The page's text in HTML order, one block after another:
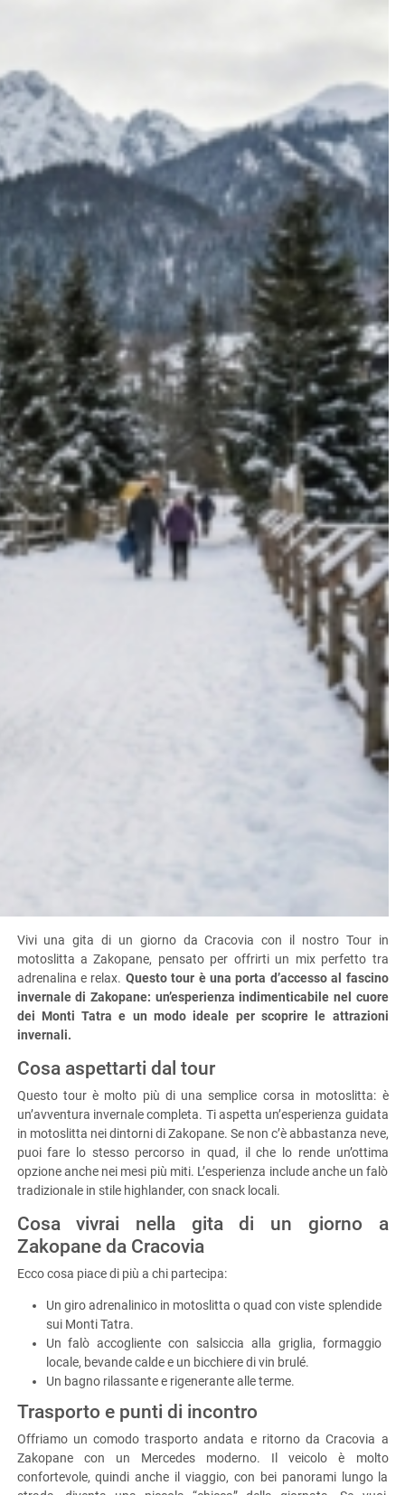
Vivi una gita di un giorno da Cracovia con il nostro Tour in
motoslitta a Zakopane, pensato per offrirti un mix perfetto tra
adrenalina e relax. Questo tour è una porta d’accesso al fascino
invernale di Zakopane: un’esperienza indimenticabile nel cuore
dei Monti Tatra e un modo ideale per scoprire le attrazioni
invernali.
Cosa aspettarti dal tour
Questo tour è molto più di una semplice corsa in motoslitta: è
un’avventura invernale completa. Ti aspetta un’esperienza guidata
in motoslitta nei dintorni di Zakopane. Se non c’è abbastanza neve,
puoi fare lo stesso percorso in quad, il che lo rende un’ottima
opzione anche nei mesi più miti. L’esperienza include anche un falò
tradizionale in stile highlander, con snack locali.
Cosa vivrai nella gita di un giorno a
Zakopane da Cracovia
Ecco cosa piace di più a chi partecipa:
Un giro adrenalinico in motoslitta o quad con viste splendide
sui Monti Tatra.
Un falò accogliente con salsiccia alla griglia, formaggio
locale, bevande calde e un bicchiere di vin brulé.
Un bagno rilassante e rigenerante alle terme.
Trasporto e punti di incontro
Offriamo un comodo trasporto andata e ritorno da Cracovia a
Zakopane con un Mercedes moderno. Il veicolo è molto
confortevole, quindi anche il viaggio, con bei panorami lungo la